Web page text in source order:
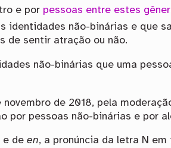
e por pessoas entre estes
identidades não-binárias e que
de sentir atração ou não.
não-binárias que uma
novembro de 2018, pela
por pessoas não-binárias e por
e deen, a pronúncia da letra N